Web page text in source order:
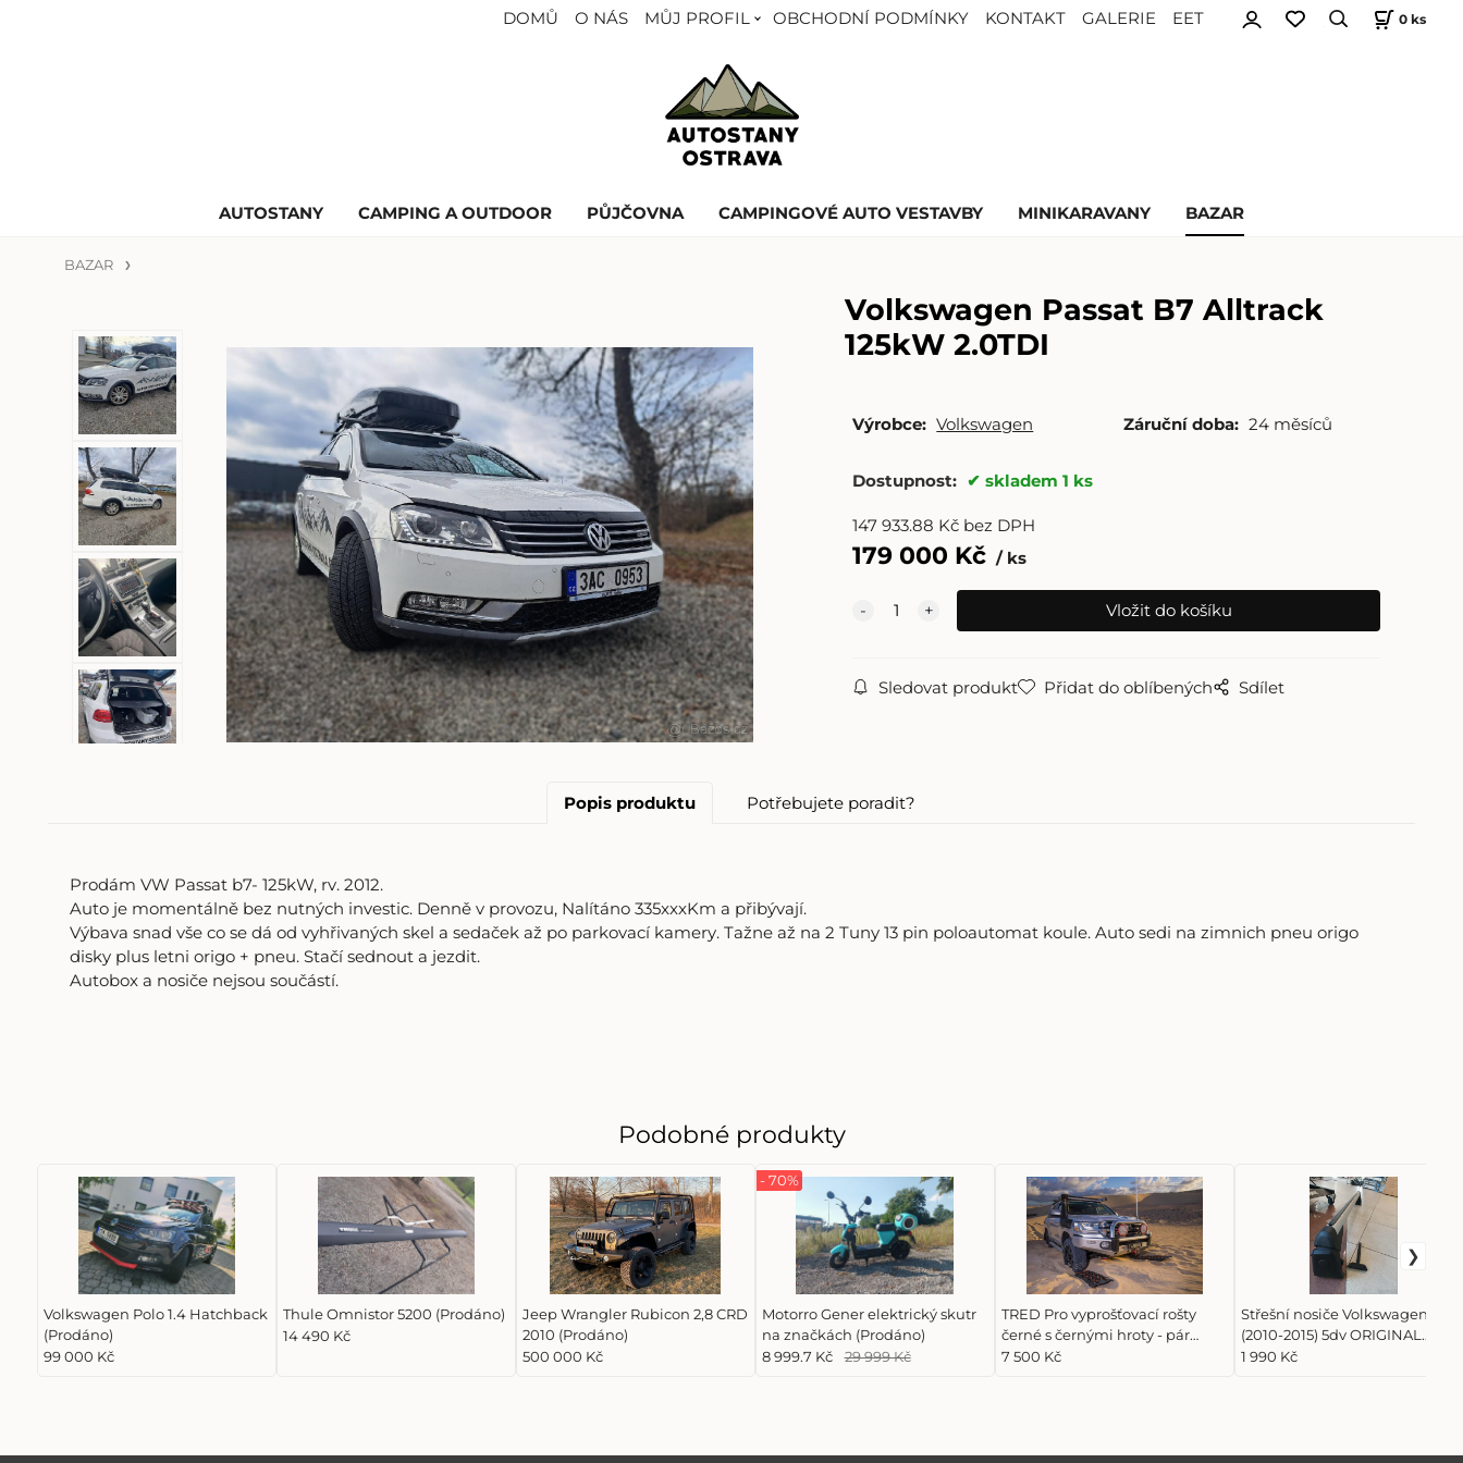
DOMŮ O NÁS MŮJ PROFIL OBCHODNÍ PODMÍNKY KONTAKT GALERIE EET 0 ks
AUTOSTANY CAMPING A OUTDOOR PŮJČOVNA CAMPINGOVÉ AUTO VESTAVBY MINIKARAVANY BAZAR
BAZAR
Volkswagen Passat B7 Alltrack
125kW 2.0TDI
Výrobce: Volkswagen Záruční doba: 24 měsíců
Dostupnost: skladem 1 ks
147 933.88 Kč bez DPH
179 000 Kč ks
Sledovat produkt Přidat do oblíbených Sdílet
Popis produktu Potřebujete poradit?
Prodám VW Passat b7- 125kW, rv. 2012.
Auto je momentálně bez nutných investic. Denně v provozu, Nalítáno 335xxxKm a přibývají.
Výbava snad vše co se dá od vyhřivaných skel a sedaček až po parkovací kamery. Tažne až na 2 Tuny 13 pin poloautomat koule. Auto sedi na zimnich pneu origo
disky plus letni origo + pneu. Stačí sednout a jezdit.
Autobox a nosiče nejsou součástí.
Podobné produkty
Volkswagen Polo 1.4 Hatchback
(Prodáno)
99 000 Kč
Thule Omnistor 5200 (Prodáno)
14 490 Kč
Jeep Wrangler Rubicon 2,8 CRD
2010 (Prodáno)
500 000 Kč
Motorro Gener elektrický skutr
na značkách (Prodáno)
- 70%
8 999.7 Kč 29 999 Kč
TRED Pro vyprošťovací rošty
černé s černými hroty - pár
(Prodáno)
7 500 Kč
Střešní nosiče Volkswagen Polo
(2010-2015) 5dv ORIGINAL
(Prodáno)
1 990 Kč